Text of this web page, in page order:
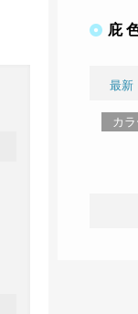
庇
最新
カ